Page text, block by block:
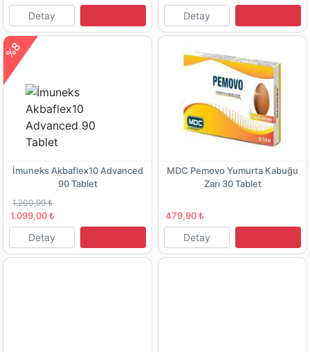
Detay Detay
%8
İmuneks Akbaflex10 Advanced
90 Tablet
1.200,99 ₺
1.099,00 ₺
Detay
MDC Pemovo Yumurta Kabuğu
Zarı 30 Tablet
479,90 ₺
Detay